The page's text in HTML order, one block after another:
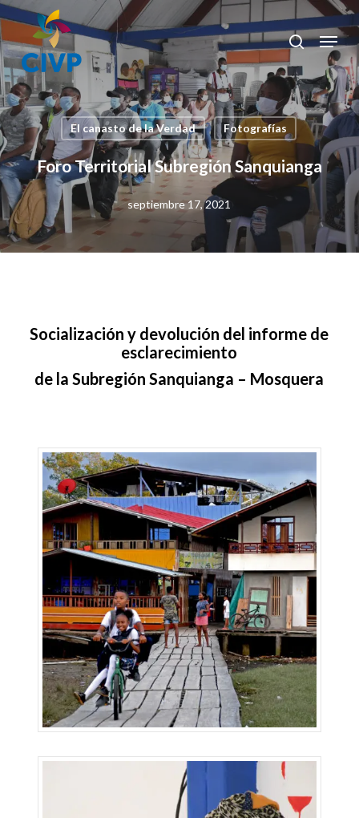
Skip
to
main
content
search
Menu
El canasto de la Verdad Fotografías
Foro Territorial Subregión Sanquianga
septiembre 17, 2021
Socialización y devolución del informe de
esclarecimiento
de la Subregión Sanquianga – Mosquera
Close
Menu